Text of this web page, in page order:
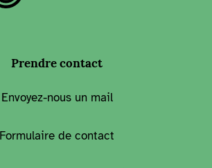
Prendre contact
Envoyez-nous un mail
Formulaire de contact